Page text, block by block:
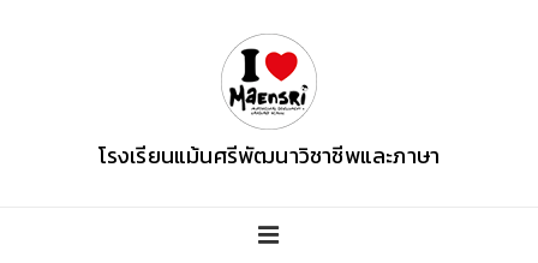
โรงเรียนแม้นศรีพัฒนาวิชาชีพและภาษา